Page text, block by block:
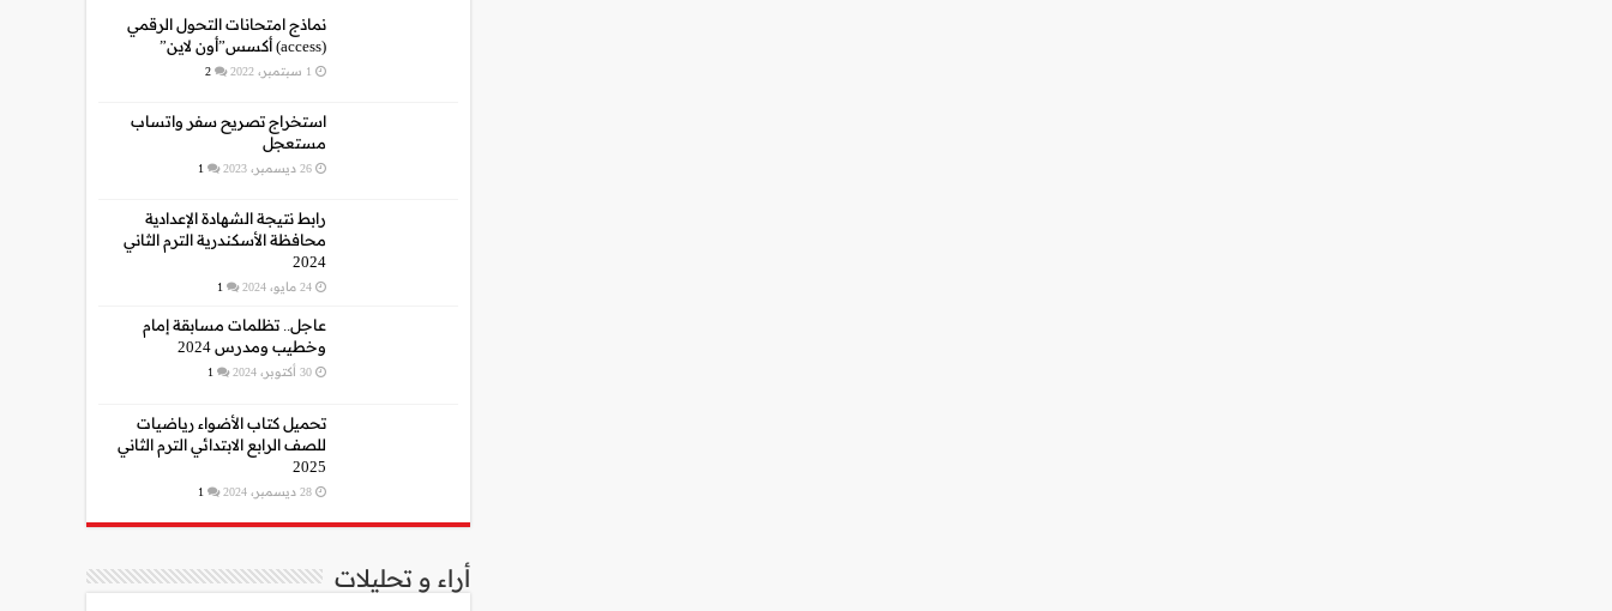
نماذج امتحانات التحول الرقمي
(access) أكسس”أون لاين”
1 سبتمبر، 2022 2
استخراج تصريح سفر واتساب
مستعجل
26 ديسمبر، 2023 1
رابط نتيجة الشهادة الإعدادية
محافظة الأسكندرية الترم الثاني
2024
24 مايو، 2024 1
عاجل.. تظلمات مسابقة إمام
وخطيب ومدرس 2024
30 أكتوبر، 2024 1
تحميل كتاب الأضواء رياضيات
للصف الرابع الابتدائي الترم الثاني
2025
28 ديسمبر، 2024 1
أراء و تحليلات